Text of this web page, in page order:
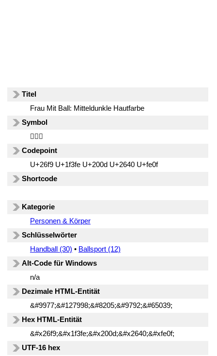
Titel
Frau Mit Ball: Mitteldunkle Hautfarbe
Symbol
⛹🏾‍♀️
Codepoint
U+26f9 U+1f3fe U+200d U+2640 U+fe0f
Shortcode
Kategorie
Personen & Körper
Schlüsselwörter
Handball (30) • Ballsport (12)
Alt-Code für Windows
n/a
Dezimale HTML-Entität
&#9977;&#127998;&#8205;&#9792;&#65039;
Hex HTML-Entität
&#x26f9;&#x1f3fe;&#x200d;&#x2640;&#xfe0f;
UTF-16 hex